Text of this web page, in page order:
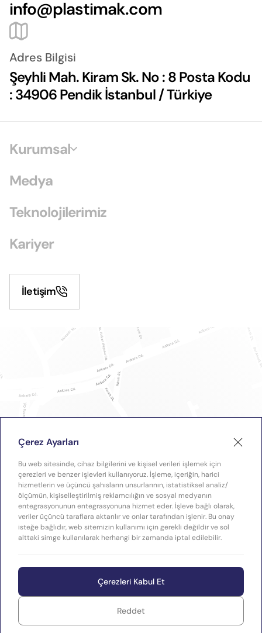
info@plastimak.com
Adres Bilgisi
Şeyhli Mah. Kiram Sk. No : 8 Posta Kodu
: 34906 Pendik İstanbul / Türkiye
Kurumsal
Medya
Teknolojilerimiz
Kariyer
İletişim
Copyright © 2026 Plastimak TASARIM
Çerez Ayarları
Bu web sitesinde, cihaz bilgilerini ve kişisel verileri işlemek için
çerezleri ve benzer işlevleri kullanıyoruz. İşleme, içeriğin, harici
hizmetlerin ve üçüncü şahısların unsurlarının, istatistiksel analiz/
ölçümün, kişiselleştirilmiş reklamcılığın ve sosyal medyanın
entegrasyonunun entegrasyonuna hizmet eder. İşleve bağlı olarak,
veriler üçüncü taraflara aktarılır ve onlar tarafından işlenir. Bu onay
isteğe bağlıdır, web sitemizin kullanımı için gerekli değildir ve sol
alttaki simge kullanılarak herhangi bir zamanda iptal edilebilir.
Çerezleri Kabul Et
Reddet